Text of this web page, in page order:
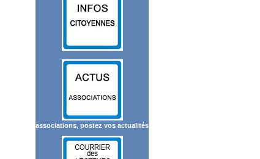
associations, postez vos actualités